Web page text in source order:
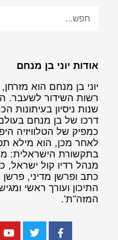
אודות יוני בן מנחם
יוני בן מנחם הוא
רשות השידור לשעבר.
שנות ניסיון בעיתונות
דרכו של בן מנחם
כמפיק של הטלוויזיה
לאחר מכן, הוא מילא
בתקשורת הישראלית:
מנהל רדיו קול ישראל,
כתב ופרשן מדיני, פרשן
התיכון ועורך ראשי
המזה"ת'.